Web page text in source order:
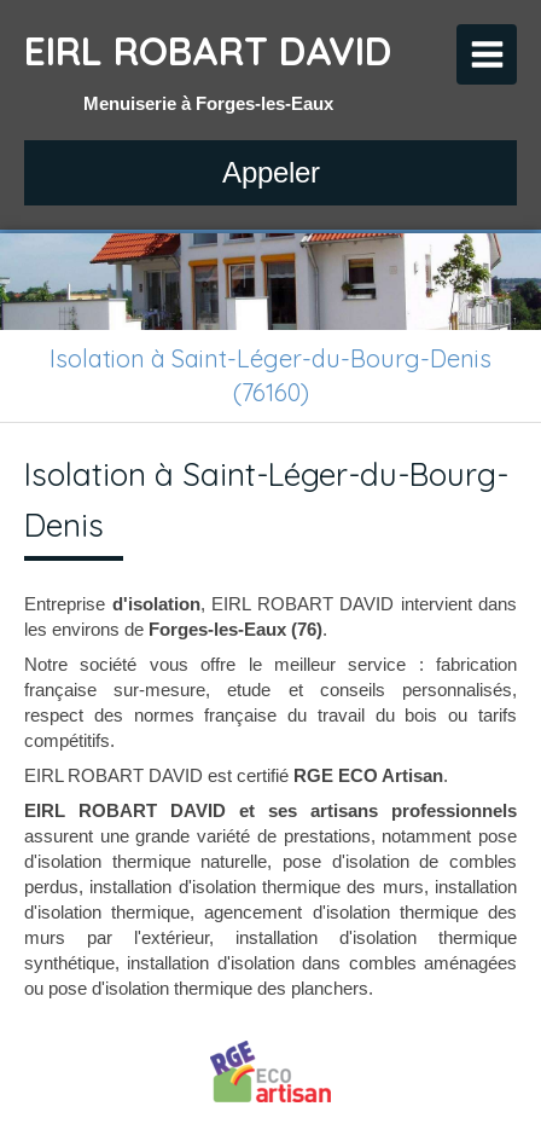
EIRL ROBART DAVID
Menuiserie à Forges-les-Eaux
Appeler
Isolation à Saint-Léger-du-Bourg-Denis
(76160)
Isolation à Saint-Léger-du-Bourg-
Denis
Entreprise d'isolation, EIRL ROBART DAVID intervient dans
les environs de Forges-les-Eaux (76).
Notre société vous offre le meilleur service : fabrication
française sur-mesure, etude et conseils personnalisés,
respect des normes française du travail du bois ou tarifs
compétitifs.
EIRL ROBART DAVID est certifié RGE ECO Artisan.
EIRL ROBART DAVID et ses artisans professionnels
assurent une grande variété de prestations, notamment pose
d'isolation thermique naturelle, pose d'isolation de combles
perdus, installation d'isolation thermique des murs, installation
d'isolation thermique, agencement d'isolation thermique des
murs par l'extérieur, installation d'isolation thermique
synthétique, installation d'isolation dans combles aménagées
ou pose d'isolation thermique des planchers.